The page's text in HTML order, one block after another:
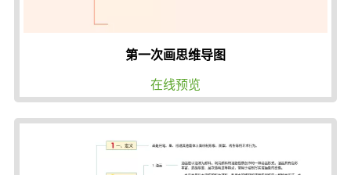
第一次画思维导图
在线预览